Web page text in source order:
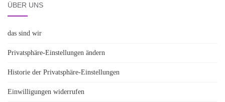
ÜBER UNS
das sind wir
Privatsphäre-Einstellungen ändern
Historie der Privatsphäre-Einstellungen
Einwilligungen widerrufen